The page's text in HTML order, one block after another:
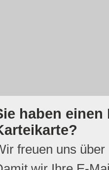
haben
freuen uns